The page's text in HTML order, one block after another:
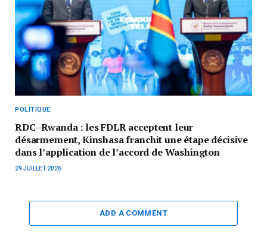
POLITIQUE
RDC–Rwanda : les FDLR acceptent leur
désarmement, Kinshasa franchit une étape décisive
dans l’application de l’accord de Washington
29 JUILLET 2026
ADD A COMMENT